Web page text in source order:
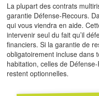
La plupart des contrats
garantie Défense-Recours.
qui vous viendra en aide.
intervenir seul du fait qu’il
financiers. Si la garantie de
obligatoirement incluse dans
habitation, celles de
restent optionnelles.